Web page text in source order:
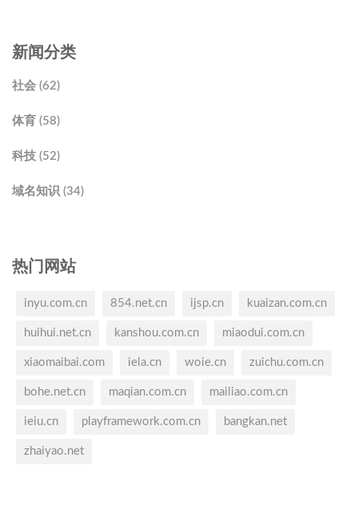
新闻分类
社会 (62)
体育 (58)
科技 (52)
域名知识 (34)
热门网站
inyu.com.cn 854.net.cn ijsp.cn kuaizan.com.cn
huihui.net.cn kanshou.com.cn miaodui.com.cn
xiaomaibai.com iela.cn woie.cn zuichu.com.cn
bohe.net.cn maqian.com.cn mailiao.com.cn
ieiu.cn playframework.com.cn bangkan.net
zhaiyao.net